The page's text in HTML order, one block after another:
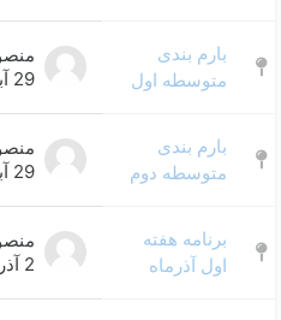
منصور کاشیها
29 آبان 1403
منصور کاشیها
29 آبان 1403
منصور کاشیها